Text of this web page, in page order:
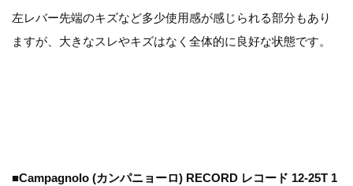
左レバー先端のキズなど多少使用感が感じられる部分もあり
ますが、大きなスレやキズはなく全体的に良好な状態です。
■Campagnolo (カンパニョーロ) RECORD レコード 12-25T 1